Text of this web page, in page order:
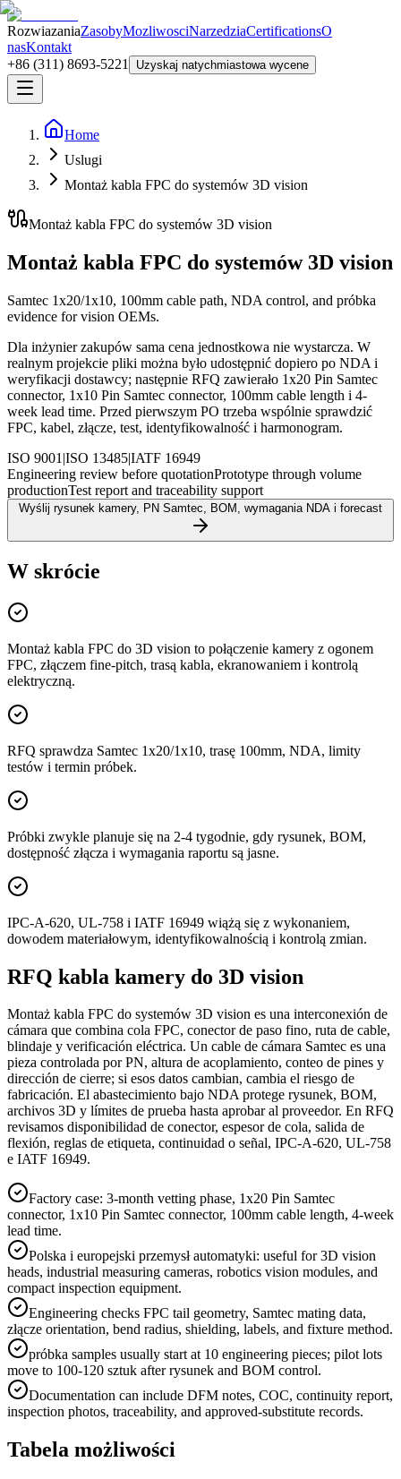
RozwiazaniaZasobyMozliwosciNarzedziaCertificationsO
nasKontakt
+86 (311) 8693-5221
Uzyskaj natychmiastowa wycene
Home
Uslugi
Montaż kabla FPC do systemów 3D vision
Montaż kabla FPC do systemów 3D vision
Montaż kabla FPC do systemów 3D vision
Samtec 1x20/1x10, 100mm cable path, NDA control, and próbka
evidence for vision OEMs.
Dla inżynier zakupów sama cena jednostkowa nie wystarcza. W
realnym projekcie pliki można było udostępnić dopiero po NDA i
weryfikacji dostawcy; następnie RFQ zawierało 1x20 Pin Samtec
connector, 1x10 Pin Samtec connector, 100mm cable length i 4-
week lead time. Przed pierwszym PO trzeba wspólnie sprawdzić
FPC, kabel, złącze, test, identyfikowalność i harmonogram.
ISO 9001 |ISO 13485|IATF 16949
Engineering review before quotationPrototype through volume
productionTest report and traceability support
Wyślij rysunek kamery, PN Samtec, BOM, wymagania NDA i forecast
W skrócie
Montaż kabla FPC do 3D vision to połączenie kamery z ogonem
FPC, złączem fine-pitch, trasą kabla, ekranowaniem i kontrolą
elektryczną.
RFQ sprawdza Samtec 1x20/1x10, trasę 100mm, NDA, limity
testów i termin próbek.
Próbki zwykle planuje się na 2-4 tygodnie, gdy rysunek, BOM,
dostępność złącza i wymagania raportu są jasne.
IPC-A-620, UL-758 i IATF 16949 wiążą się z wykonaniem,
dowodem materiałowym, identyfikowalnością i kontrolą zmian.
RFQ kabla kamery do 3D vision
Montaż kabla FPC do systemów 3D vision es una interconexión de
cámara que combina cola FPC, conector de paso fino, ruta de cable,
blindaje y verificación eléctrica. Un cable de cámara Samtec es una
pieza controlada por PN, altura de acoplamiento, conteo de pines y
dirección de cierre; si esos datos cambian, cambia el riesgo de
fabricación. El abastecimiento bajo NDA protege rysunek, BOM,
archivos 3D y límites de prueba hasta aprobar al proveedor. En RFQ
revisamos disponibilidad de conector, espesor de cola, salida de
flexión, reglas de etiqueta, continuidad o señal, IPC-A-620, UL-758
e IATF 16949.
Factory case: 3-month vetting phase, 1x20 Pin Samtec
connector, 1x10 Pin Samtec connector, 100mm cable length, 4-week
lead time.
Polska i europejski przemysł automatyki: useful for 3D vision
heads, industrial measuring cameras, robotics vision modules, and
compact inspection equipment.
Engineering checks FPC tail geometry, Samtec mating data,
złącze orientation, bend radius, shielding, labels, and fixture method.
próbka samples usually start at 10 engineering pieces; pilot lots
move to 100-120 sztuk after rysunek and BOM control.
Documentation can include DFM notes, COC, continuity report,
inspection photos, traceability, and approved-substitute records.
Tabela możliwości